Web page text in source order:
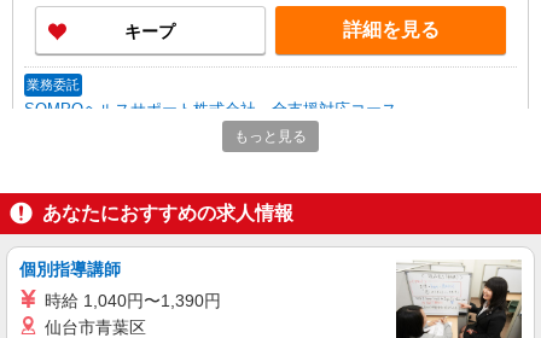
キープ 詳細を見る
業務委託
SOMPOヘルスサポート株式会社 全支援対応コース
保健師・管理栄養士 特定保健指導
業所一括面談(対面) 1日：10,000円〜14,716円 ・
個別訪問(対面) 1件：4,286円〜5,239円 ・遠隔面
談 1件：1,500〜1,691円 ・電話支援 1件：
※上記金額に消費税を加えた金額をお支払いいた
します ※交通費・電話代は弊社負担。その他、支
【活動エリア】徳島県徳島市及びその周辺
詳細を見る
アルバイト
もっと見る
あなたにおすすめの求人情報
個別指導講師
時給 1,040円〜1,390円
仙台市青葉区